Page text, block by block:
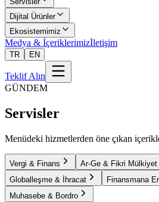
Dijital Ürünler
Ekosistemimiz
Medya & İçeriklerimizİletişim
TR EN
Teklif Alın
GÜNDEM
Servisler
Menüdeki hizmetlerden öne çıkan
Vergi & Finans Ar-Ge & Fikri Mülkiyet
Globalleşme & İhracat
Finansmana
Muhasebe & Bordro